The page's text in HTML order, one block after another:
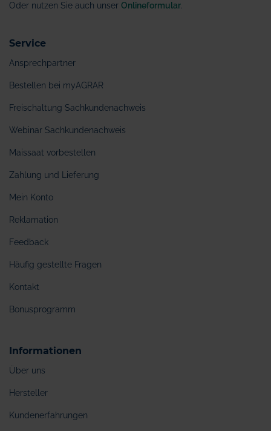
Oder nutzen Sie auch unser Onlineformular
Service
Ansprechpartner
Bestellen bei myAGRAR
Freischaltung Sachkundenachweis
Webinar Sachkundenachweis
Maissaat vorbestellen
Zahlung und Lieferung
Mein Konto
Reklamation
Feedback
Häufig gestellte Fragen
Kontakt
Bonusprogramm
Informationen
Über uns
Hersteller
Kundenerfahrungen